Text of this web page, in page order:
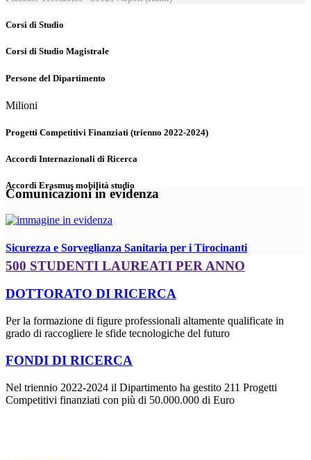
Corsi di Studio
Corsi di Studio Magistrale
Persone del Dipartimento
Milioni
Progetti Competitivi Finanziati (trienno 2022-2024)
Accordi Internazionali di Ricerca
Accordi Erasmus mobilità studio
Comunicazioni in evidenza
Sicurezza e Sorveglianza Sanitaria per i Tirocinanti
500 STUDENTI LAUREATI PER ANNO
DOTTORATO DI RICERCA
Per la formazione di figure professionali altamente qualificate in
grado di raccogliere le sfide tecnologiche del futuro
FONDI DI RICERCA
Nel triennio 2022-2024 il Dipartimento ha gestito 211 Progetti
Competitivi finanziati con più di 50.000.000 di Euro